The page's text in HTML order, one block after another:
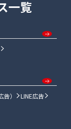
一覧
）
LINE広告